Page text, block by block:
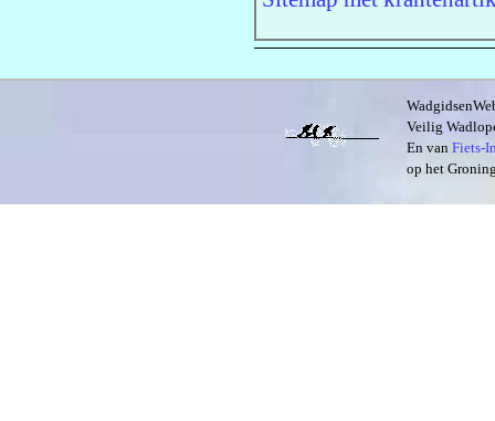
Veilig
En van Fiets-
op het